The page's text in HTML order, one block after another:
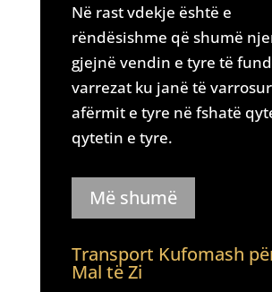
Në rast vdekje është e
rëndësishme që shumë
gjejnë vendin e tyre të
varrezat ku janë të
afërmit e tyre në fshatë
qytetin e tyre.
Më shumë
Transport Kufomash
Mal të Zi